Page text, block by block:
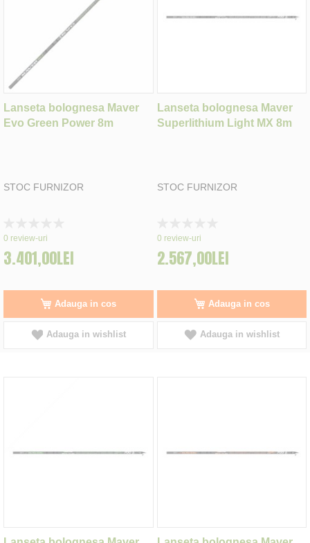
Lanseta bolognesa Maver
Evo Green Power 8m
STOC FURNIZOR
0%
0 review-uri
3.401,00LEI
Adauga in cos
Adauga in wishlist
Lanseta bolognesa Maver
Superlithium Light MX 8m
STOC FURNIZOR
0%
0 review-uri
2.567,00LEI
Adauga in cos
Adauga in wishlist